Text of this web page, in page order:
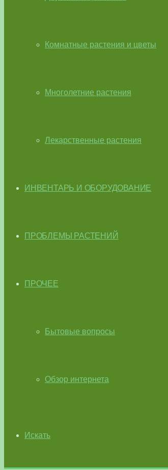
Комнатные растения и цветы
Многолетние растения
Лекарственные растения
ИНВЕНТАРЬ И ОБОРУДОВАНИЕ
ПРОБЛЕМЫ РАСТЕНИЙ
ПРОЧЕЕ
Бытовые вопросы
Обзор интернета
Искать